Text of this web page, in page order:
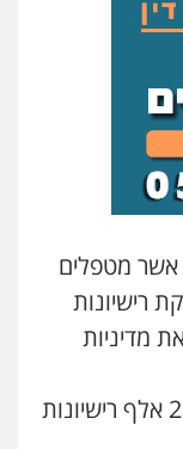
מטפלים
רישיונות
מדיניות
מתחילת השנה המשרד הנפיק כ-26 אלף רישיונות